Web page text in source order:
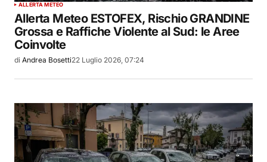
ALLERTA METEO
Allerta Meteo ESTOFEX, Rischio GRANDINE
Grossa e Raffiche Violente al Sud: le Aree
Coinvolte
di Andrea Bosetti22 Luglio 2026, 07:24